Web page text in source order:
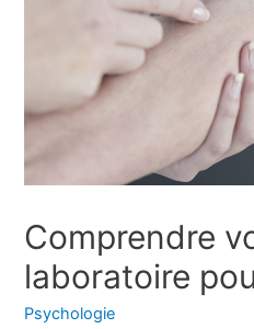
Comprendre
laboratoire
Psychologie